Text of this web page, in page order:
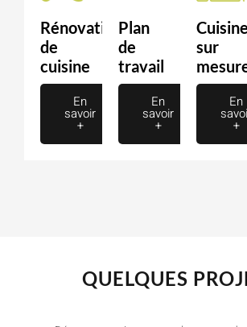
Rénovation
de
cuisine
En
savoir
+
Plan
de
travail
En
savoir
+
Cuisine
sur
En
+
QUELQUES